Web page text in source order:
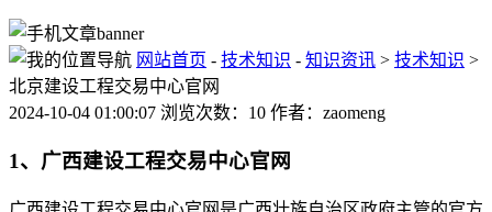
网站首页 - 技术知识 - 知识资讯 > 技术知识 >
北京建设工程交易中心官网
2024-10-04 01:00:07 浏览次数：10 作者：zaomeng
1、广西建设工程交易中心官网